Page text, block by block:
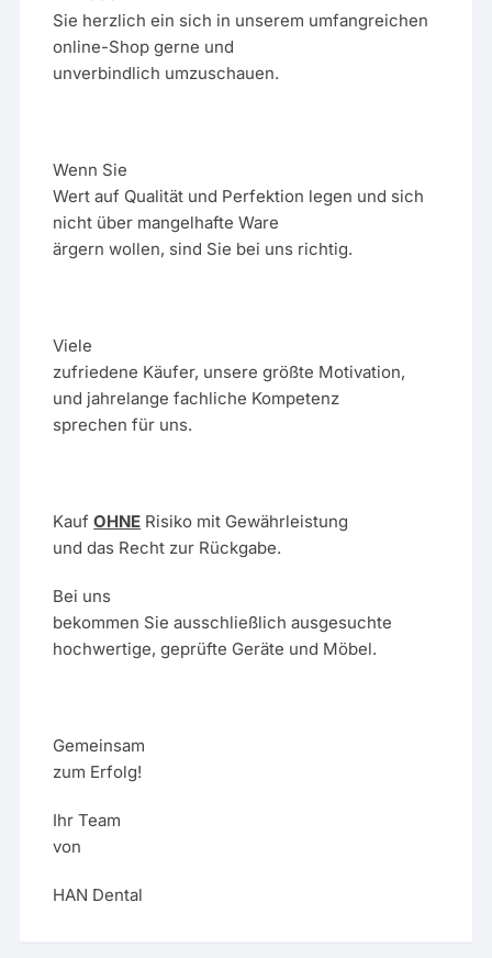
Sie herzlich ein sich in unserem umfangreichen
online-Shop gerne und
unverbindlich umzuschauen.
Wenn Sie
Wert auf Qualität und Perfektion legen und sich
nicht über mangelhafte Ware
ärgern wollen, sind Sie bei uns richtig.
Viele
zufriedene Käufer, unsere größte Motivation,
und jahrelange fachliche Kompetenz
sprechen für uns.
KaufOHNE Risiko mit Gewährleistung
und das Recht zur Rückgabe.
Bei uns
bekommen Sie ausschließlich ausgesuchte
hochwertige, geprüfte Geräte und Möbel.
Gemeinsam
zum Erfolg!
Ihr Team
von
HAN Dental